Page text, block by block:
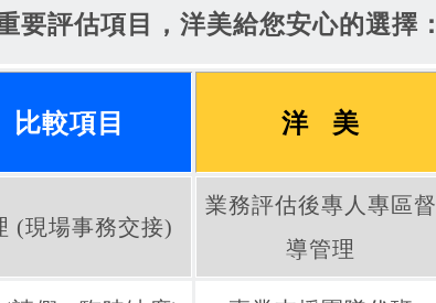
要評估項目，洋美給您安心的選擇：
比較項目 洋 美
(現場事務交接)
業務評估後專人專區督
導管理